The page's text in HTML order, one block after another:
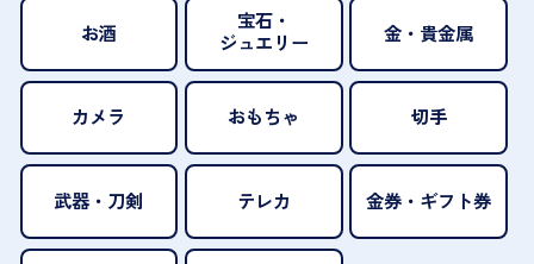
お酒
宝石・
ジュエリー
金・貴金属
カメラ おもちゃ 切手
武器・刀剣 テレカ 金券・ギフト券